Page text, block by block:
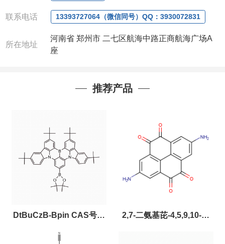
询价请联系：周经理
电话:0371-63377391、13393727064（微信）
QQ:3930072831
联系电话 13393727064（微信同号）QQ：3930072831
所在地址
河南省 郑州市 二七区航海中路正商航海广场A
座
推荐产品
DtBuCzB-Bpin CAS号：
2643331-97-7
2,7-二氨基芘-4,5,9,10-四